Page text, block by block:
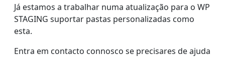
Já estamos a trabalhar numa atualização para o WP
STAGING suportar pastas personalizadas como
esta.
Entra em contacto connosco se precisares de ajuda